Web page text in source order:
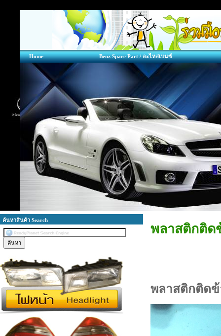
Home Benz Spare Part / อะไหล่เบนซ์
ค้นหาสินค้า Search
พลาสติกติดข้
พลาสติกติดข้